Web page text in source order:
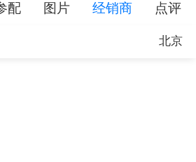
配 图片 经销商 点评
北京